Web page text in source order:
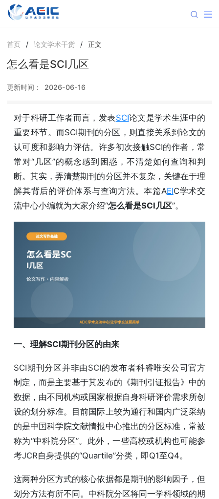
首页 / 论文学术干货 / 正文
怎么看是SCI几区
更新时间： 2026-06-16
对于科研工作者而言，发表SCI论文是学术生涯中的
重要环节。而SCI期刊的分区，则直接关系到论文的
认可度和影响力评估。许多初次接触SCI的作者，常
常对“几区”的概念感到困惑，不清楚如何查询和判
断。其实，弄清楚期刊的分区并不复杂，关键在于理
解其背后的评价体系与查询方法。本篇AEIC学术交
流中心小编就为大家介绍“怎么看是SCI几区”。
一、理解SCI期刊分区的由来
SCI期刊分区并非由SCI的发布者科睿唯安公司官方
制定，而是主要基于其发布的《期刊引证报告》中的
数据，由不同机构或国家根据自身科研评价需求所创
设的划分标准。目前国际上较为通行和国内广泛采纳
的是中国科学院文献情报中心推出的分区标准，常被
称为“中科院分区”。此外，一些高校或机构也可能参
考JCR自身提供的“Quartile”分类，即Q1至Q4。
这两种分区方式的核心依据都是期刊的影响因子，但
划分方法有所不同。中科院分区将同一学科领域的期